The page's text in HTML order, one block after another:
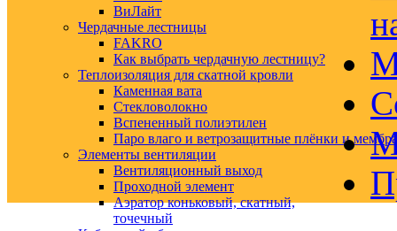
ВиЛайт
Чердачные лестницы
FAKRO
Как выбрать чердачную лестницу?
Теплоизоляция для скатной кровли
Каменная вата
Стекловолокно
Вспененный полиэтилен
Паро влаго и ветрозащитные плёнки и
Элементы вентиляции
Вентиляционный выход
Проходной элемент
Аэратор коньковый, скатный,
точечный